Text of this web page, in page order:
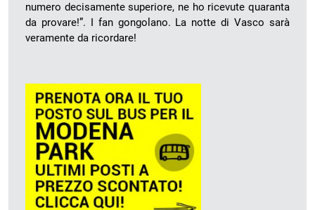
numero decisamente superiore, ne ho ricevute quaranta
da provare!”. I fan gongolano. La notte di Vasco sarà
veramente da ricordare!